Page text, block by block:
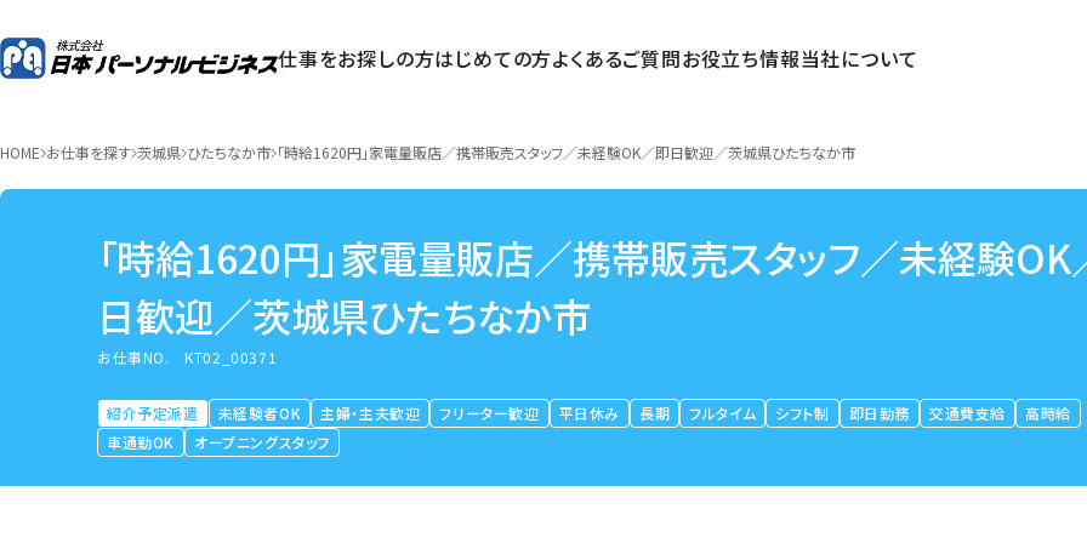
仕事をお探しの方はじめての方よくあるご質問お役立ち情報当社について
HOME お仕事を探す 茨城県 ひたちなか市 「時給1620円」家電量販店／携帯販売スタッフ／未経験OK／即日歓迎／茨城県ひたちなか市
「時給1620円」家電量販店／携帯販売スタッフ／未経験
日歓迎／茨城県ひたちなか市
お仕事NO.KT02_00371
紹介予定派遣 未経験者OK 主婦・主夫歓迎 フリーター歓迎 平日休み 長期 フルタイム シフト制 即日勤務 交通費支給
高時給
車通勤OK
オープニングスタッフ